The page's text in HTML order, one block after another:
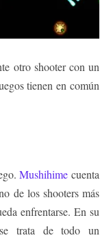
otro shooter con un
tienen en común
Mushihime cuenta
de los shooters más
enfrentarse. En su
trata de todo un